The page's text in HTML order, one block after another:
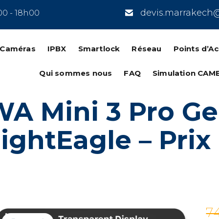
- 18h00
IPBX Smartlock Réseau Points
Qui sommes nous FAQ Simulation
Mini 3 Pro
– Prix